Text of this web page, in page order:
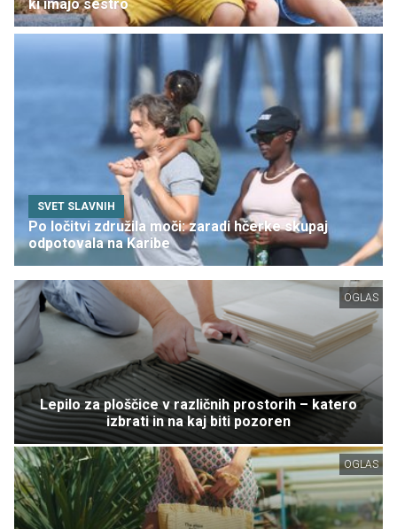
ki imajo sestro
SVET SLAVNIH
Po ločitvi združila moči: zaradi hčerke skupaj
odpotovala na Karibe
OGLAS
Lepilo za ploščice v različnih prostorih – katero
izbrati in na kaj biti pozoren
OGLAS